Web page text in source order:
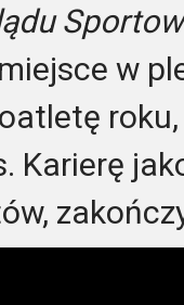
w
Karierę